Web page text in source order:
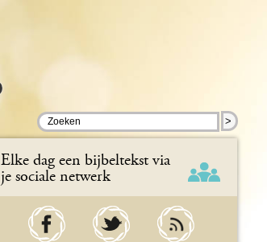
>
Elke dag een bijbeltekst via
je sociale netwerk